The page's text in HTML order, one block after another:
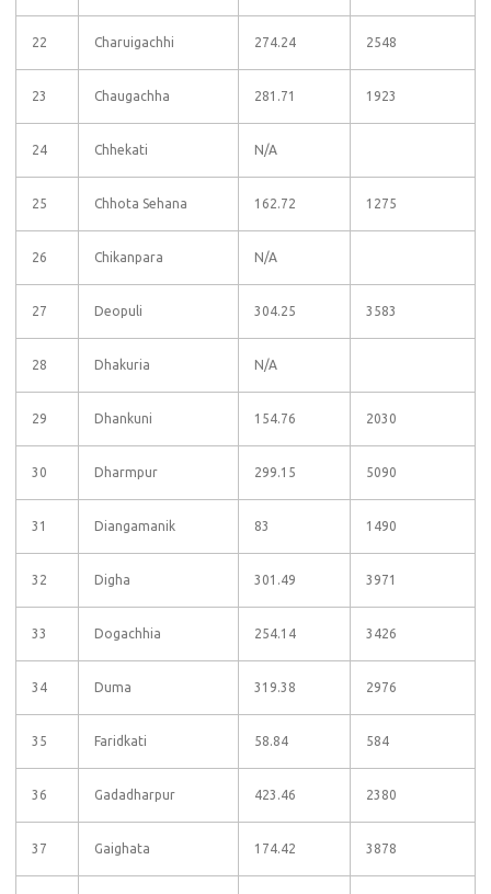
22 Charuigachhi 274.24 2548
23 Chaugachha 281.71 1923
24 Chhekati N/A
25 Chhota Sehana 162.72 1275
26 Chikanpara N/A
27 Deopuli 304.25 3583
28 Dhakuria N/A
29 Dhankuni 154.76 2030
30 Dharmpur 299.15 5090
31 Diangamanik 83 1490
32 Digha 301.49 3971
33 Dogachhia 254.14 3426
34 Duma 319.38 2976
35 Faridkati 58.84 584
36 Gadadharpur 423.46 2380
37 Gaighata 174.42 3878